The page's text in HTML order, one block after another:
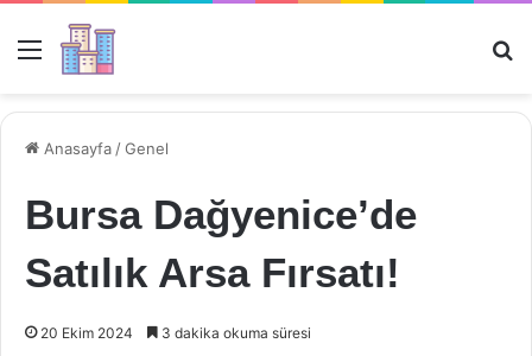
Menü
Anasayfa /Genel
Bursa Dağyenice’de
Satılık Arsa Fırsatı!
20 Ekim 2024 3 dakika okuma süresi